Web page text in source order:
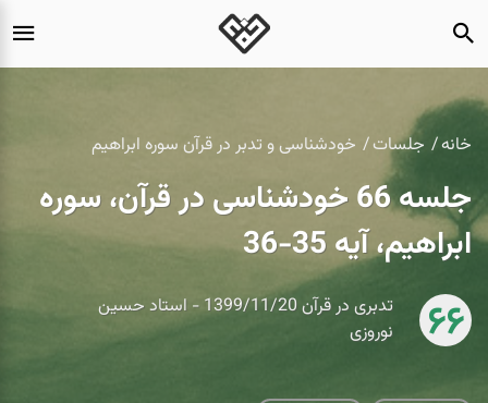
خانه جلسات خودشناسی و تدبر در قرآن سوره ابراهیم
جلسه 66 خودشناسی در قرآن، سوره
ابراهیم، آیه 35-36
66
تدبری در قرآن 1399/11/20 - استاد حسین
نوروزی